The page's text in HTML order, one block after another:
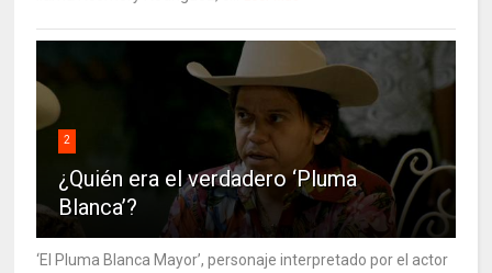
2
¿Quién era el verdadero ‘Pluma
Blanca’?
‘El Pluma Blanca Mayor’, personaje interpretado por el actor